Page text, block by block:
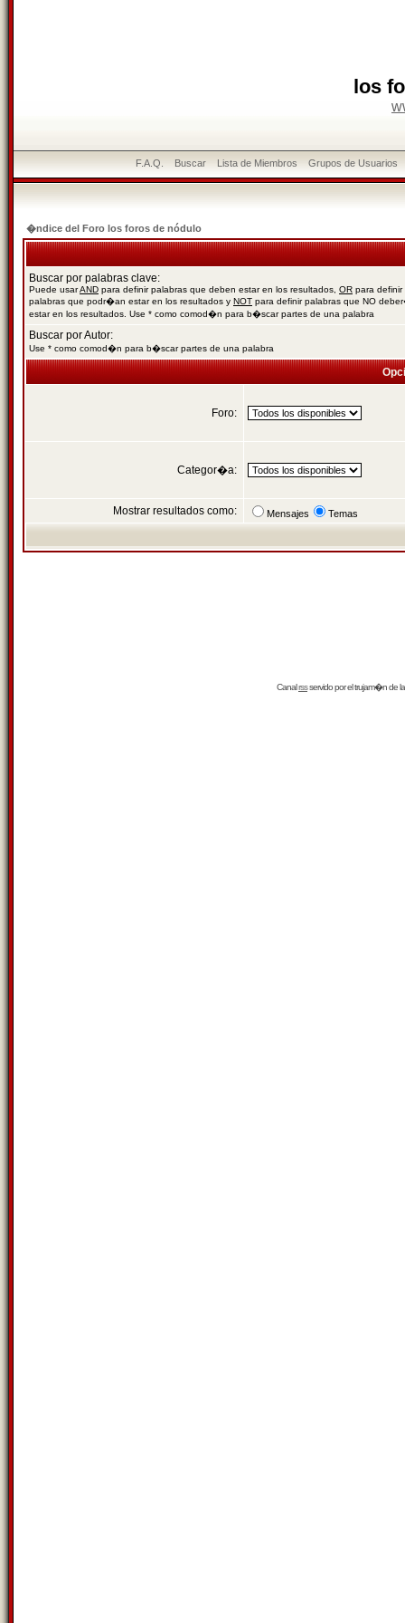
los
F.A.Q. Buscar Lista de Miembros Grupos de Usuarios
�ndice del Foro los foros de nódulo
Buscar por palabras clave:
Puede usarAND para definir palabras que deben estar en los resultados, OR para definir
palabras que podr�an estar en los resultados y NOT para definir palabras que NO
estar en los resultados. Use * como comod�n para b�scar partes de una palabra
Buscar por Autor:
Use * como comod�n para b�scar partes de una palabra
Foro:
Categor�a:
Mostrar resultados como: Mensajes Temas
Canalrssservido por eltrujam�nde